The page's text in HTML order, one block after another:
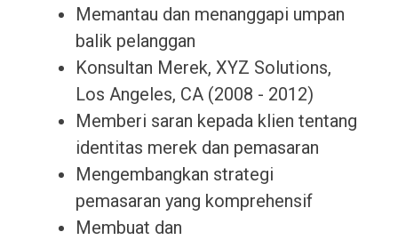
Memantau dan menanggapi umpan
balik pelanggan
Konsultan Merek, XYZ Solutions,
Los Angeles, CA (2008 - 2012)
Memberi saran kepada klien tentang
identitas merek dan pemasaran
Mengembangkan strategi
pemasaran yang komprehensif
Membuat dan